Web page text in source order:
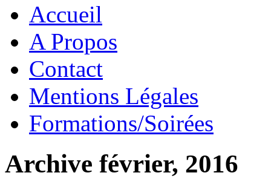
Accueil
A Propos
Contact
Mentions Légales
Formations/Soirées
Archive février, 2016